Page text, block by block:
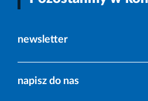
newsletter
napisz do nas